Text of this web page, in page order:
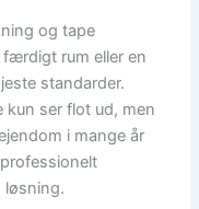
og tape
rum eller en
standarder.
kun ser flot ud, men
i mange år
løsning.